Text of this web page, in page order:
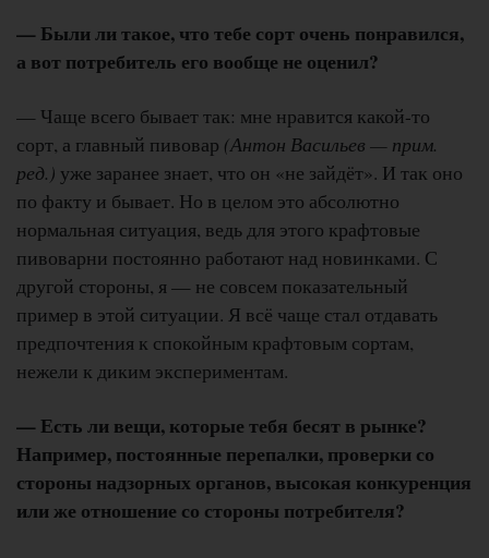
— Были ли такое, что тебе сорт очень понравился,
а вот потребитель его вообще не оценил?
— Чаще всего бывает так: мне нравится какой-то
сорт, а главный пивовар (Антон Васильев — прим.
ред.) уже заранее знает, что он «не зайдёт». И так оно
по факту и бывает. Но в целом это абсолютно
нормальная ситуация, ведь для этого крафтовые
пивоварни постоянно работают над новинками. С
другой стороны, я — не совсем показательный
пример в этой ситуации. Я всё чаще стал отдавать
предпочтения к спокойным крафтовым сортам,
нежели к диким экспериментам.
— Есть ли вещи, которые тебя бесят в рынке?
Например, постоянные перепалки, проверки со
стороны надзорных органов, высокая конкуренция
или же отношение со стороны потребителя?